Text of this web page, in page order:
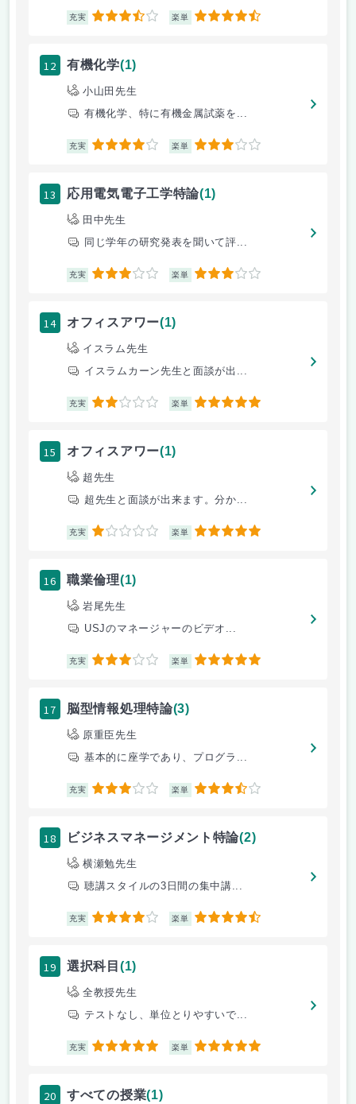
充実 3.5 楽単 4.5
12 有機化学(1)
小山田先生
有機化学、特に有機金属試薬を...
充実 4 楽単 3
13 応用電気電子工学特論(1)
田中先生
同じ学年の研究発表を聞いて評...
充実 3 楽単 3
14 オフィスアワー(1)
イスラム先生
イスラムカーン先生と面談が出...
充実 2 楽単 5
15 オフィスアワー(1)
超先生
超先生と面談が出来ます。分か...
充実 1 楽単 5
16 職業倫理(1)
岩尾先生
USJのマネージャーのビデオ...
充実 3 楽単 5
17 脳型情報処理特論(3)
原重臣先生
基本的に座学であり、プログラ...
充実 3 楽単 3.5
18 ビジネスマネージメント特論(2)
横瀬勉先生
聴講スタイルの3日間の集中講...
充実 4 楽単 4.5
19 選択科目 (1)
全教授先生
テストなし、単位とりやすいで...
充実 5 楽単 5
20 すべての授業(1)